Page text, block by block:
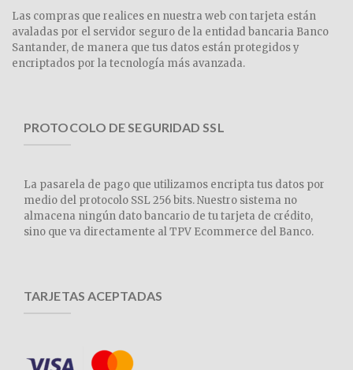
Las compras que realices en nuestra web con tarjeta están
avaladas por el servidor seguro de la entidad bancaria Banco
Santander, de manera que tus datos están protegidos y
encriptados por la tecnología más avanzada.
PROTOCOLO DE SEGURIDAD SSL
La pasarela de pago que utilizamos encripta tus datos por
medio del protocolo SSL 256 bits. Nuestro sistema no
almacena ningún dato bancario de tu tarjeta de crédito,
sino que va directamente al TPV Ecommerce del Banco.
TARJETAS ACEPTADAS